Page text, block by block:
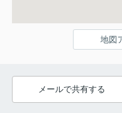
地図
メールで共有する